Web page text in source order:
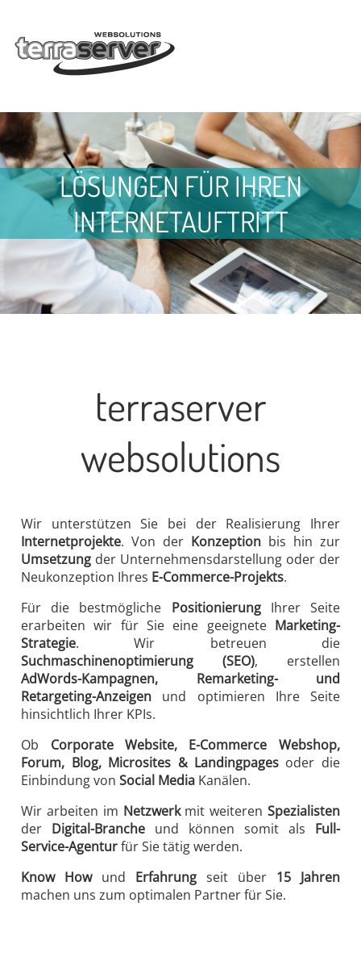
LÖSUNGEN FÜR IHREN
INTERNETAUFTRITT
terraserver
websolutions
Wir unterstützen Sie bei der Rea­lisierung Ihrer
Internet­projekte. Von der Konzeption bis hin zur
Umsetzung der Unter­nehmens­dar­stellung oder der
Neukonzeption Ihres E-Commerce-Projekts.
Für die bestmögliche PositionierungIhrer Seite
erarbeiten wir für Sie eine geeignete Marketing-
Strategie. Wir betreuen die
Suchmaschinenoptimierung (SEO), erstellen
AdWords-Kampagnen, Remarketing- und
Retargeting-Anzeigen und optimieren Ihre Seite
hinsichtlich Ihrer KPIs.
Ob Corporate Website, E-Commerce Webshop,
Forum, Blog, Microsites & Landingpagesoder die
Einbindung vonSocial Media Kanälen.
Wir arbeiten im Netzwerkmit weiteren Spezialisten
der Digital-Branche und können somit als Full-
Service-Agenturfür Sie tätig werden.
Know Howund Erfahrung seit über 15 Jahren
machen uns zum optimalen Partner für Sie.